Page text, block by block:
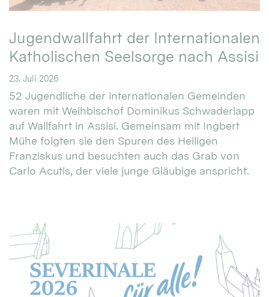
Jugendwallfahrt der Internationalen
Katholischen Seelsorge nach Assisi
23. Juli 2026
52 Jugendliche der internationalen Gemeinden
waren mit Weihbischof Dominikus Schwaderlapp
auf Wallfahrt in Assisi. Gemeinsam mit Ingbert
Mühe folgten sie den Spuren des Heiligen
Franziskus und besuchten auch das Grab von
Carlo Acutis, der viele junge Gläubige anspricht.